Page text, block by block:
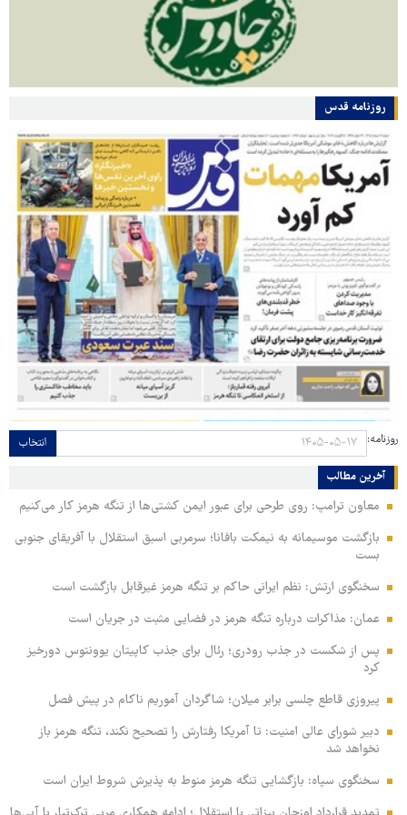
روزنامه قدس
روزنامه: انتخاب
آخرین مطالب
معاون ترامپ: روی طرحی برای عبور ایمن کشتی‌ها از تنگه هرمز کار می‌کنیم
بازگشت موسیمانه به نیمکت بافانا؛ سرمربی اسبق استقلال با آفریقای جنوبی
بست
سخنگوی ارتش: نظم ایرانی حاکم بر تنگه هرمز غیرقابل بازگشت است
عمان: مذاکرات درباره تنگه هرمز در فضایی مثبت در جریان است
پس از شکست در جذب رودری؛ رئال برای جذب کاپیتان یوونتوس دورخیز
کرد
پیروزی قاطع چلسی برابر میلان؛ شاگردان آموریم ناکام در پیش فصل
دبیر شورای عالی امنیت: تا آمریکا رفتارش را تصحیح نکند، تنگه هرمز باز
نخواهد شد
سخنگوی سپاه: بازگشایی تنگه هرمز منوط به پذیرش شروط ایران است